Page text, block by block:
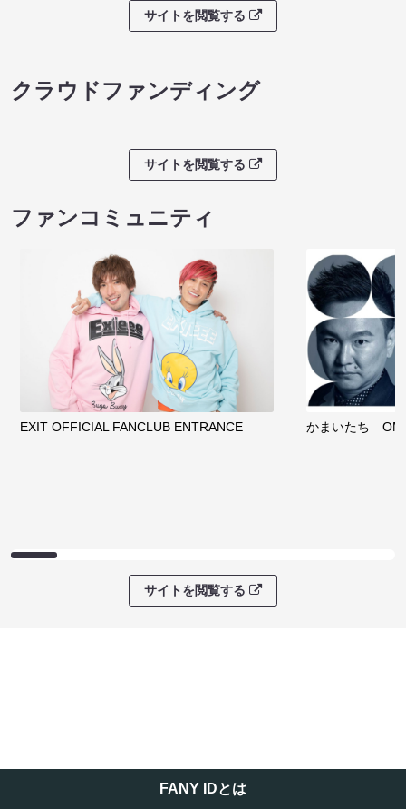
サイトを閲覧する
クラウドファンディング
サイトを閲覧する
ファンコミュニティ
EXIT OFFICIAL FANCLUB ENTRANCE かまいたち
サイトを閲覧する
FANY IDとは